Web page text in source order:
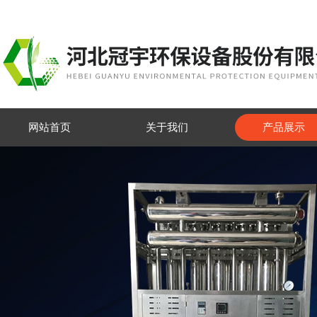
网站首页 关于我们 产品展示